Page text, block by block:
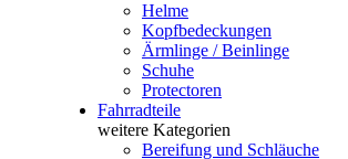
Helme
Kopfbedeckungen
Ärmlinge / Beinlinge
Schuhe
Protectoren
Fahrradteile
weitere Kategorien
Bereifung und Schläuche